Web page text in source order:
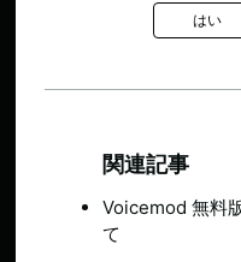
はい
関連記事
Voicemod 無料
て